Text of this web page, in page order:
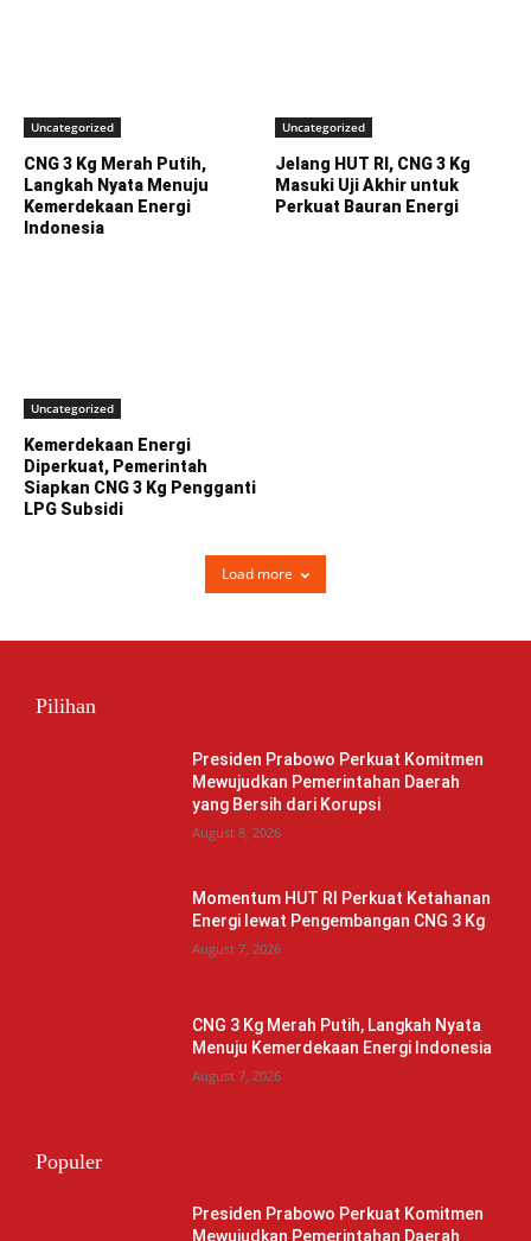
Uncategorized
CNG 3 Kg Merah Putih,
Langkah Nyata Menuju
Kemerdekaan Energi
Indonesia
Uncategorized
Jelang HUT RI, CNG 3 Kg
Masuki Uji Akhir untuk
Perkuat Bauran Energi
Uncategorized
Kemerdekaan Energi
Diperkuat, Pemerintah
Siapkan CNG 3 Kg Pengganti
LPG Subsidi
Load more
Pilihan
Presiden Prabowo Perkuat Komitmen
Mewujudkan Pemerintahan Daerah
yang Bersih dari Korupsi
August 8, 2026
Momentum HUT RI Perkuat Ketahanan
Energi lewat Pengembangan CNG 3 Kg
August 7, 2026
CNG 3 Kg Merah Putih, Langkah Nyata
Menuju Kemerdekaan Energi Indonesia
August 7, 2026
Populer
Presiden Prabowo Perkuat Komitmen
Mewujudkan Pemerintahan Daerah